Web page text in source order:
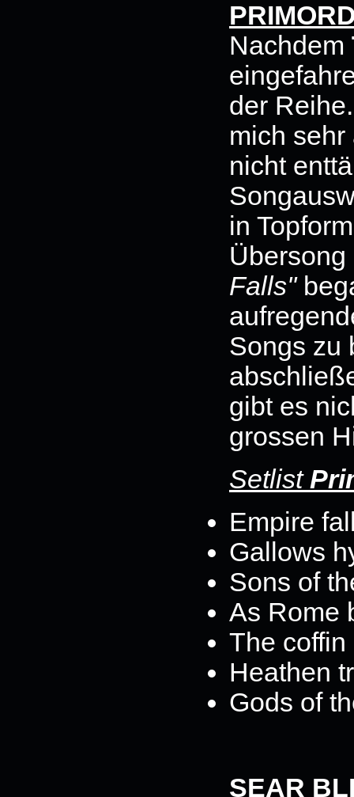
Nachdem
der
mich sehr
nicht
in
Falls''
Songs zu
gibt es
grossen
Setlist
Empire
Gallows
Sons of
As Rome
The coffin
Heathen
Gods of
SEAR